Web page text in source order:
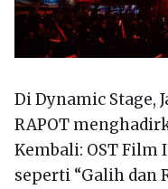
Di Dynamic Stage,
RAPOT
Kembali: OST
seperti “Galih dan